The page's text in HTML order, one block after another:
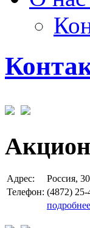
Адрес:
Россия,
Телефон: (4872) 25-
подробнее